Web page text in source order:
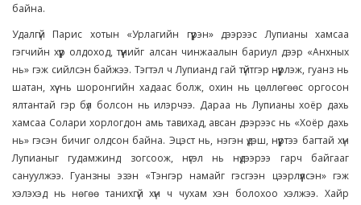
байна.
Удалгүй Парис хотын «Урлагийн гүүрэн» дээрээс Лупианы хамсаа
гэгчийн хүүр олдоход, түүнийг алсан чинжаалын бариул дээр «Анхных
нь» гэж сийлсэн байжээ. Тэгтэл ч Лупианд гай түйтгэр нүүрлэж, гуанз нь
шатан, хүү нь шоронгийн хадаас болж, охин нь цөллөгөөс оргосон
ялтантай гэр бүл болсон нь илэрчээ. Дараа нь Лупианы хоёр дахь
хамсаа Солари хорлогдон амь тавихад, авсан дээрээс нь «Хоёр дахь
нь» гэсэн бичиг олдсон байна. Эцэст нь, нэгэн үдэш, нүүртээ багтай хүн
Лупианыг гудамжинд зогсоож, нүгэл нь нүдээрээ гарч байгааг
сануулжээ. Гуанзны эзэн «Тэнгэр намайг гэсгээн цээрлүүлсэн» гэж
хэлэхэд нь нөгөө танихгүй хүн ч чухам хэн болохоо хэлжээ. Хайр